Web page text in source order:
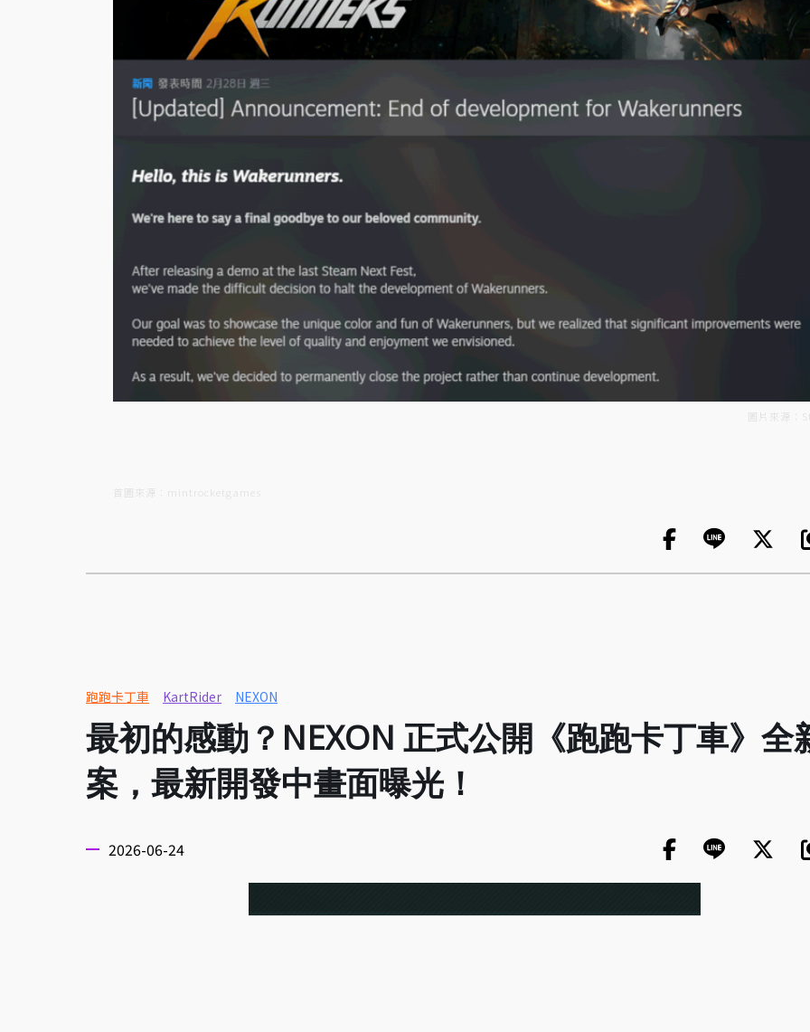
圖片來源：
首圖來源：mintrocketgames
跑跑卡丁車 KartRider NEXON
最初的感動？NEXON 正式公開《跑跑卡丁車》全
案，最新開發中畫面曝光！
2026-06-24